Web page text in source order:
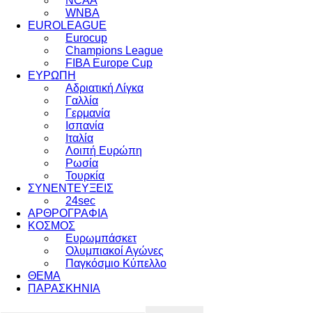
WNBA
ΕUROLEAGUE
Eurocup
Champions League
FIBA Europe Cup
ΕΥΡΩΠΗ
Αδριατική Λίγκα
Γαλλία
Γερμανία
Ισπανία
Ιταλία
Λοιπή Ευρώπη
Ρωσία
Τουρκία
ΣΥΝΕΝΤΕΥΞΕΙΣ
24sec
ΑΡΘΡΟΓΡΑΦΙΑ
ΚΟΣΜΟΣ
Ευρωμπάσκετ
Ολυμπιακοί Αγώνες
Παγκόσμιο Κύπελλο
ΘΕΜΑ
ΠΑΡΑΣΚΗΝΙΑ